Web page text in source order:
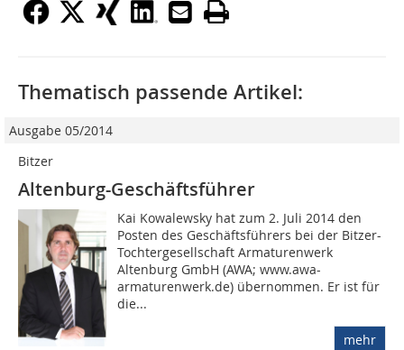
Thematisch passende Artikel:
Ausgabe 05/2014
Bitzer
Altenburg-Geschäftsführer
Kai Kowalewsky hat zum 2. Juli 2014 den
Posten des Geschäftsführers bei der Bitzer-
Tochter­gesellschaft Armaturenwerk
Altenburg GmbH (AWA; www.awa-
armaturenwerk.de) übernommen. Er ist für
die...
mehr